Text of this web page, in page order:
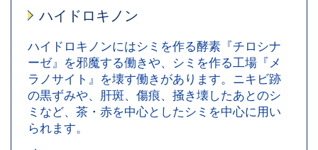
ハイドロキノン
ハイドロキノンにはシミを作る酵素『チロシナ
ーゼ』を邪魔する働きや、シミを作る工場『メ
ラノサイト』を壊す働きがあります。ニキビ跡
の黒ずみや、肝斑、傷痕、掻き壊したあとのシ
ミなど、茶・赤を中心としたシミを中心に用い
られます。